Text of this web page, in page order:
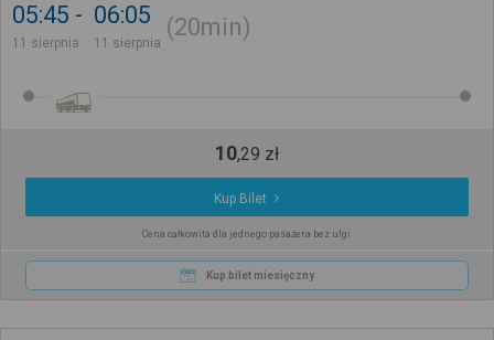
05:45
11 sierpnia
06:05
11 sierpnia
20min
10,29 zł
Kup Bilet
Cena całkowita dla jednego pasażera bez ulgi
Kup bilet miesięczny